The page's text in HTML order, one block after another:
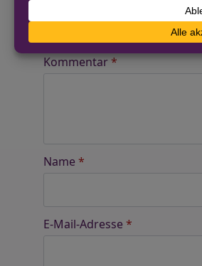
Erforderliche Felder sind mit
Kommentar*
Name *
E-Mail-Adresse *